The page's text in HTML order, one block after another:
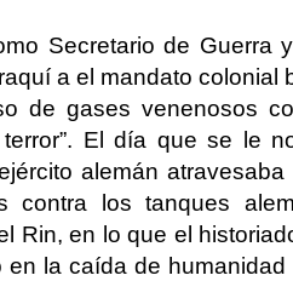
Secretario de Guerra
a el mandato colonial
de gases venenosos
El día que se le
alemán
contra los tanques
Rin, en lo que el
en la caída de